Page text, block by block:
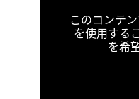
このコンテ
を使用する
を希